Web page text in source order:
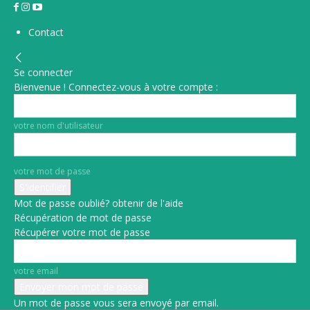
Contact
Se connecter
Bienvenue ! Connectez-vous à votre compte :
votre nom d'utilisateur
votre mot de passe
Mot de passe oublié? obtenir de l'aide
Récupération de mot de passe
Récupérer votre mot de passe
votre email
Un mot de passe vous sera envoyé par email.